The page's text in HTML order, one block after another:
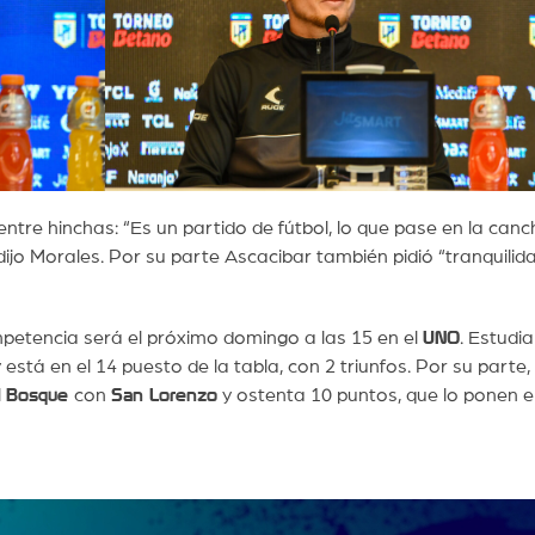
hinchas: “Es un partido de fútbol, lo que pase en la
Morales. Por su parte Ascacibar también pidió
será el próximo domingo a las 15 en el UNO.
está en el 14 puesto de la tabla, con 2 triunfos. Por su parte,
Bosque con San Lorenzoy ostenta 10 puntos, que lo ponen